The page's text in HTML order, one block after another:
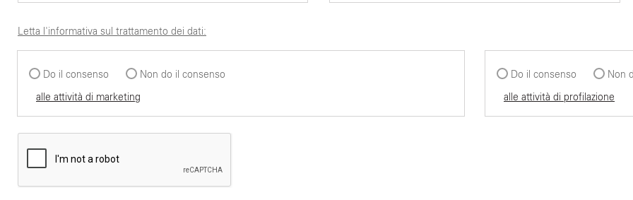
Letta l'informativa sul trattamento dei dati:
Do il consenso
Non do il consenso
alle attività di marketing
Do il consenso
Non
alle attività di profilazione